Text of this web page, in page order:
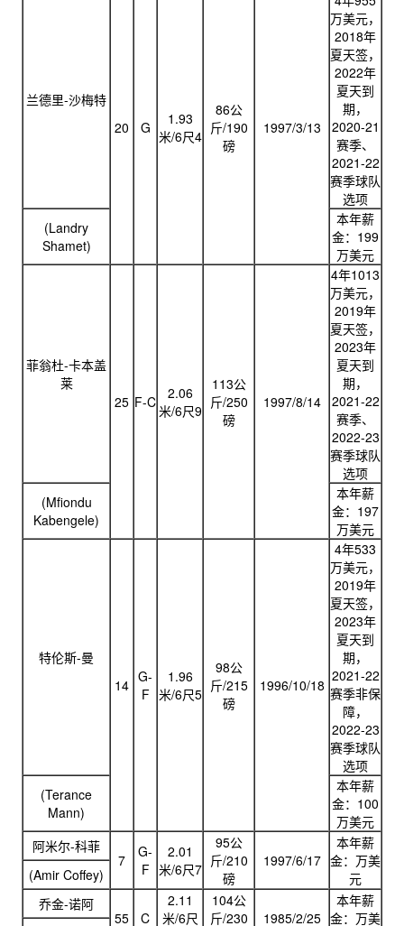
兰德里-沙梅特
20
G
1.93
米/6尺4
86公
斤/190
磅
1997/3/13
万美元，
2018年
夏天签，
2022年
夏天到
期，
2020-21
赛季、
2021-22
赛季球队
选项
(Landry
Shamet)
本年薪
金：199
万美元
菲翁杜-卡本盖
莱
25 F-C
2.06
米/6尺9
113公
斤/250
磅
1997/8/14
4年1013
万美元，
2019年
夏天签，
2023年
夏天到
期，
2021-22
赛季、
2022-23
赛季球队
选项
(Mfiondu
Kabengele)
本年薪
金：197
万美元
特伦斯-曼
14 G-
F
1.96
米/6尺5
98公
斤/215
磅
1996/10/18
4年533
万美元，
2019年
夏天签，
2023年
夏天到
期，
2021-22
赛季非保
障，
2022-23
赛季球队
选项​
(Terance
Mann)
本年薪
金：100
万美元
阿米尔-科菲
7
G-
F
2.01
米/6尺7
95公
斤/210
磅
1997/6/17
本年薪
金：万美
元
(Amir Coffey)
乔金-诺阿
55
C
2.11
米/6尺
104公
斤/230
1985/2/25
本年薪
金：万美